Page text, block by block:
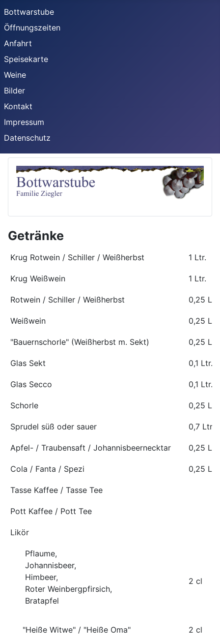
Bottwarstube
Öffnungszeiten
Anfahrt
Speisekarte
Weine
Bilder
Kontakt
Impressum
Datenschutz
Getränke
Krug Rotwein / Schiller / Weißherbst 1 Ltr.
Krug Weißwein 1 Ltr.
Rotwein / Schiller / Weißherbst 0,25 Ltr.
Weißwein 0,25 Ltr.
"Bauernschorle" (Weißherbst m. Sekt) 0,25 Ltr.
Glas Sekt 0,1 Ltr.
Glas Secco 0,1 Ltr.
Schorle 0,25 Ltr.
Sprudel süß oder sauer 0,7 Ltr.
Apfel- / Traubensaft / Johannisbeernecktar 0,25 Ltr.
Cola / Fanta / Spezi 0,25 Ltr.
Tasse Kaffee / Tasse Tee
Pott Kaffee / Pott Tee
Likör
Pflaume,
Johannisbeer,
Himbeer,
Roter Weinbergpfirsich,
Bratapfel
2 cl
"Heiße Witwe" / "Heiße Oma" 2 cl